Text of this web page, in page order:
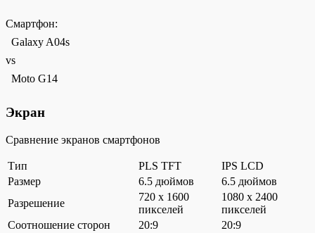
Смартфон:
Galaxy A04s
vs
Moto G14
Экран
Сравнение экранов смартфонов
Тип PLS TFT
IPS LCD
Размер
6.5 дюймов
6.5 дюймов
Разрешение
720 x 1600
пикселей
1080 x 2400
пикселей
Соотношение сторон
20:9
20:9